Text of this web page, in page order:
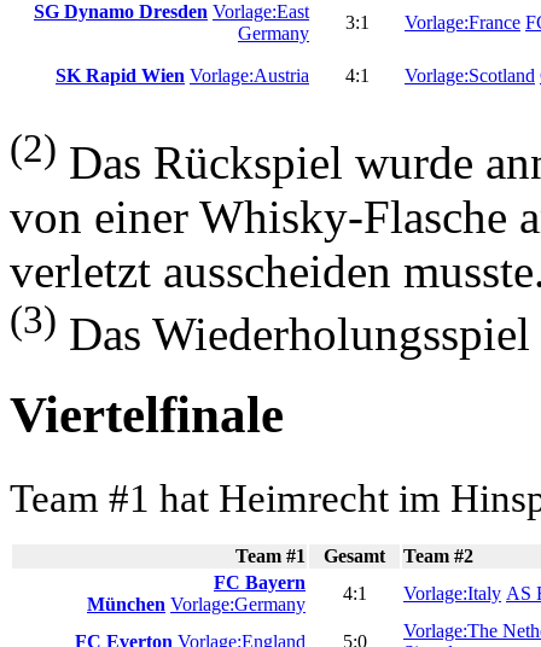
SG Dynamo Dresden Vorlage:East
Germany
3:1 Vorlage:France
SK Rapid Wien Vorlage:Austria 4:1 Vorlage:Scotland
(2) Das Rückspiel wurde
von einer Whisky-Flasche
verletzt ausscheiden
(3) Das
Viertelfinale
Team #1 hat Heimrecht im
Team #1 Gesamt
Team #2
FC Bayern
München Vorlage:Germany
4:1 Vorlage:Italy AS
FC Everton Vorlage:England 5:0
Vorlage:The